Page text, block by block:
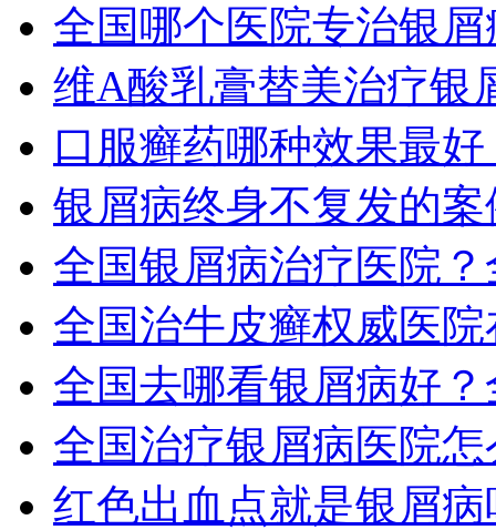
全国哪个医院专治银
维A酸乳膏替美治疗银
口服癣药哪种效果最
银屑病终身不复发的
全国银屑病治疗医院
全国治牛皮癣权威医
全国去哪看银屑病好
全国治疗银屑病医院
红色出血点就是银屑病